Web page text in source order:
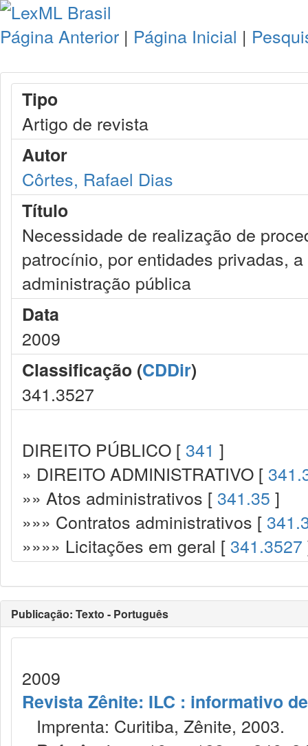
Página Anterior | Página Inicial |
Tipo
Artigo de revista
Autor
Côrtes, Rafael Dias
Título
Necessidade de realização de
patrocínio, por entidades privadas,
administração pública
Data
2009
Classificação (CDDir)
341.3527
DIREITO PÚBLICO [ 341 ]
» DIREITO ADMINISTRATIVO [
»» Atos administrativos [ 341.35 ]
»»» Contratos administrativos [
»»»» Licitações em geral [ 341.3527
Publicação: Texto - Português
2009
Revista Zênite: ILC : informativo
Imprenta: Curitiba, Zênite, 2003.